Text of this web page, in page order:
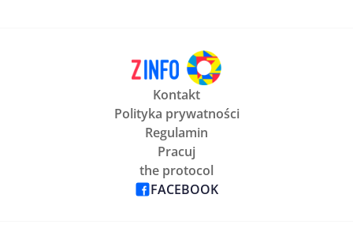
Kontakt
Polityka prywatności
Regulamin
Pracuj
the protocol
FACEBOOK